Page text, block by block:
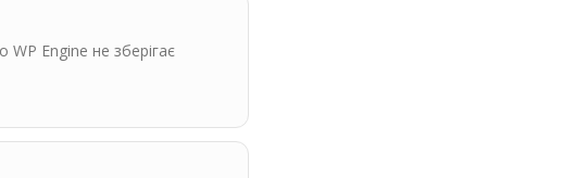
Engine не зберігає